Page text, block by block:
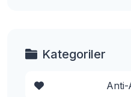
Kategoriler
Anti-